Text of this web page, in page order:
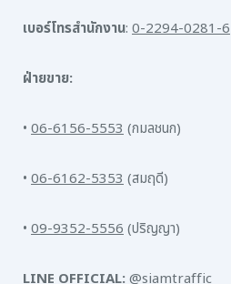
เบอร์โทรสำนักงาน: 0-2294-0281-6
ฝ่ายขาย:
• 06-6156-5553(กมลชนก)
• 06-6162-5353(สมฤดี)
• 09-9352-5556(ปริญญา)
LINE OFFICIAL: @siamtraffic